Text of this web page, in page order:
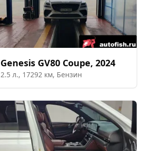
Genesis GV80 Coupe, 2024
2.5 л., 17292 км, Бензин